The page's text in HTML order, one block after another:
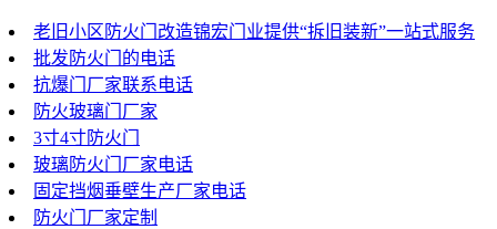
老旧小区防火门改造锦宏门业提供“拆旧装新”一站式服务
批发防火门的电话
抗爆门厂家联系电话
防火玻璃门厂家
3寸4寸防火门
玻璃防火门厂家电话
固定挡烟垂壁生产厂家电话
防火门厂家定制